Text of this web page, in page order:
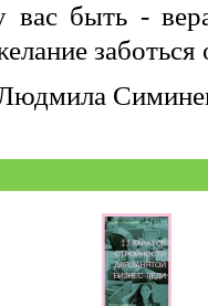
быть -
заботься